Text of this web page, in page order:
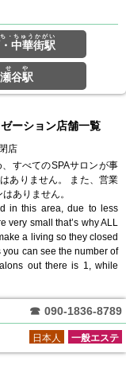
中華街駅
・ちゅうかがい
瀬谷駅
せや
ーション店舗一覧
閉店
すべてのSPAサロンが事
ありません。 また、営業
ありません。
in this area, due to less
very small that’s why ALL
a living so they closed
you can see the number of
out there is 1, while
☎ 090-1836-8789
一般エステ
日本人